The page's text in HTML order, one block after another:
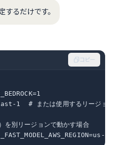
るだけです。
コピー
1  # または使用するリージョン
別リージョンで動かす場合